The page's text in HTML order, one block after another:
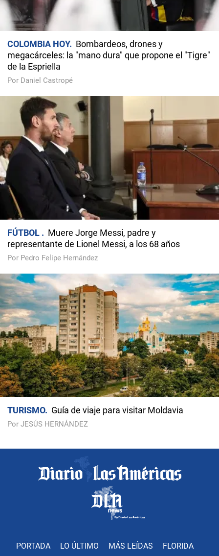
COLOMBIA HOY
Bombardeos, drones y
megacárceles: la "mano dura" que propone el "Tigre"
de la Espriella
Por Daniel Castropé
FÚTBOL
Muere Jorge Messi, padre y
representante de Lionel Messi, a los 68 años
Por Pedro Felipe Hernández
TURISMO Guía de viaje para visitar Moldavia
Por JESÚS HERNÁNDEZ
PORTADA LO ÚLTIMO MÁS LEÍDAS FLORIDA